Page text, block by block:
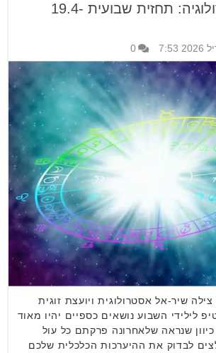
הורוסקופ/אסטרולוגיה: תחזית שבועית 19.4-
0
שיר-אל אסטרולוגית ויועצת זוגית
לילידי השבוע נושאים כספיים יהיו מאוד
שנראה שלאחרונה פרקתם כל עול
לבדוק את ההיערכות הכלכלית שלכם